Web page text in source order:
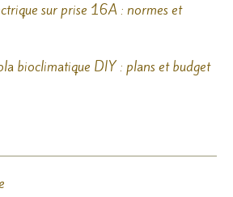
sur prise 16A : normes et
bioclimatique DIY : plans et budget